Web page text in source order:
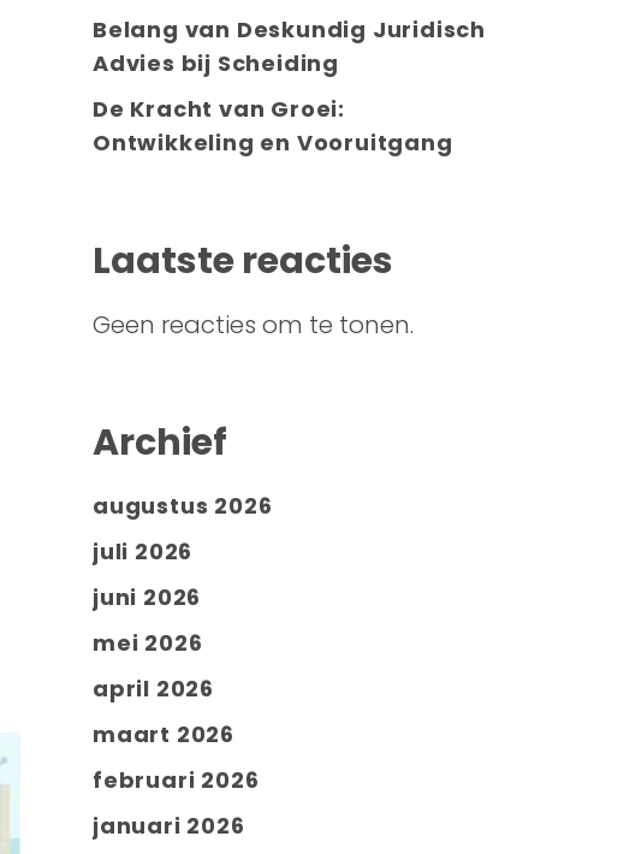
Belang van Deskundig Juridisch
Advies bij Scheiding
De Kracht van Groei:
Ontwikkeling en Vooruitgang
Laatste reacties
Geen reacties om te tonen.
Archief
augustus 2026
juli 2026
juni 2026
mei 2026
april 2026
maart 2026
februari 2026
januari 2026